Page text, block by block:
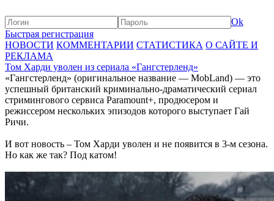
Ok
Быстрая регистрация
НОВОСТИ КОММЕНТАРИИ СТАТИСТИКА О САЙТЕ И
РЕКЛАМА
Том Харди уволен из сериала «Гангстерленд»
«Гангстерленд» (оригинальное название — MobLand) — это
успешный британский криминально-драматический сериал
стримингового сервиса Paramount+, продюсером и
режиссером нескольких эпизодов которого выступает Гай
Ричи.
И вот новость – Том Харди уволен и не появится в 3-м сезона.
Но как же так? Под катом!